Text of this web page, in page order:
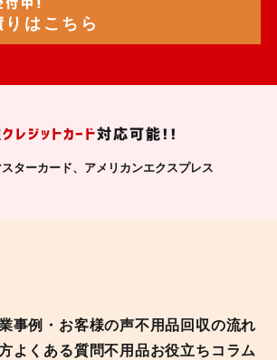
付中!
はこちら
クレジットカード対応可能!!
事例・お客様の声不用品回収の流れ
よくある質問不用品お役立ちコラム